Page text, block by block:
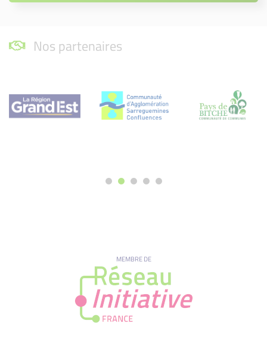
Nos partenaires
MEMBRE DE